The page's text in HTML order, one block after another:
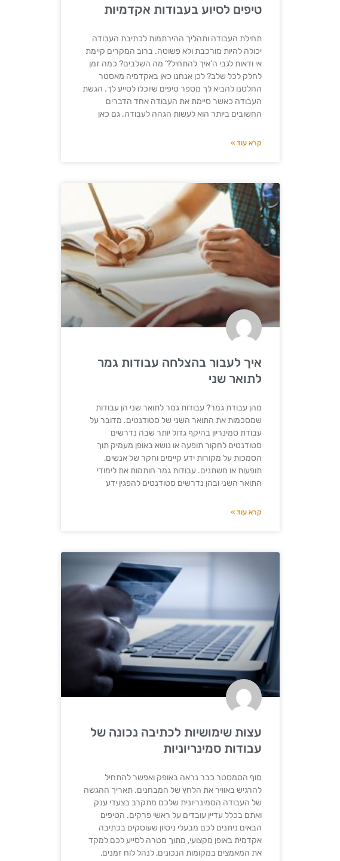
טיפים לסיוע בעבודות אקדמיות
תחילת העבודה ותהליך ההירתמות לכתיבת העבודה
יכולה להיות מורכבת ולא פשוטה. ברוב המקרים קיימת
אי ודאות לגבי ה’איך להתחיל?’ מה השלבים? כמה זמן
לחלק לכל שלב? לכן אנחנו כאן באקדמיה מאסטר
החלטנו להביא לך מספר טיפים שיוכלו לסייע לך. הגשת
העבודה כאשר סיימת את העבודה אחד הדברים
החשובים ביותר הוא לעשות הגהה לעבודה. גם כאן
קרא עוד »
איך לעבור בהצלחה עבודות גמר
לתואר שני
מהן עבודת גמר? עבודות גמר לתואר שני הן עבודות
שמסכמות את התואר השני של סטודנטים. מדובר על
עבודת סמינריון בהיקף גדול יותר שבה נדרשים
סטודנטים לחקור תופעה או נושא באופן מעמיק תוך
הסמכות על מקורות ידע קיימים וחקר של אנשים,
תופעות או משתנים. עבודות גמר חותמות את לימודי
התואר השני ובהן נדרשים סטודנטים להפגין ידע
קרא עוד »
עצות שימושיות לכתיבה נכונה של
עבודות סמינריוניות
סוף הסמסטר כבר נראה באופק ואפשר להתחיל
להרגיש באוויר את הלחץ של המבחנים. תאריך ההגשה
של העבודה הסמינריונית שלכם מתקרב בצעדי ענק
ואתם בכלל עדיין עובדים על ראשי פרקים. הטיפים
הבאים ניתנים לכם מבעלי ניסיון שעוסקים בכתיבה
אקדמית באופן מקצועי, מתוך מטרה לסייע לכם למקד
את המאמצים במקומות הנכונים, לנהל לוח זמנים,